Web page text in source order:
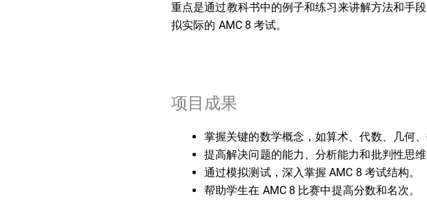
重点是通过教科书中的例子和练习来讲解方法和手
拟实际的 AMC 8 考试。
项目成果
掌握关键的数学概念，如算术、代数、几何、
提高解决问题的能力、分析能力和批判性思维
通过模拟测试，深入掌握 AMC 8 考试结构。
帮助学生在 AMC 8 比赛中提高分数和名次。